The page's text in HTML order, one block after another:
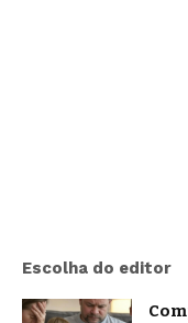
Escolha do editor